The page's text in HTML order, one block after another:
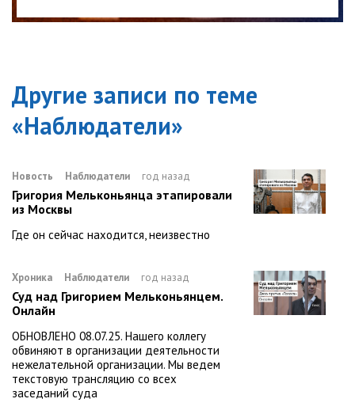
Другие записи по теме
«Наблюдатели»
Новость Наблюдатели год назад
Григория Мельконьянца этапировали
из Москвы
Где он сейчас находится, неизвестно
Хроника Наблюдатели год назад
Суд над Григорием Мельконьянцем.
Онлайн
ОБНОВЛЕНО 08.07.25. Нашего коллегу
обвиняют в организации деятельности
нежелательной организации. Мы ведем
текстовую трансляцию со всех
заседаний суда